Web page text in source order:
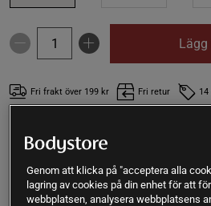
Lägg
Fri frakt över 199 kr Fri retur
Cecilia W Framröstad topprecension
priset för så liten mängd.. och 30
vara för minst 60 dagar i en burk.
Genom att klicka på "acceptera alla
lagring av cookies på din enhet för att
webbplatsen, analysera webbplatsens